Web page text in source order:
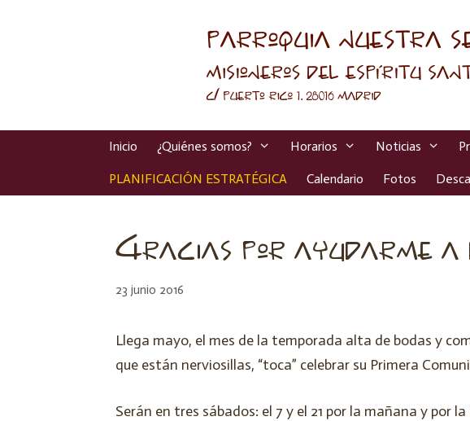
Inicio ¿Quiénes somos? Horarios Noticias
PLANIFICACIÓN ESTRATÉGICA Calendario Fotos
Gracias por ayudarme
23 junio 2016
Llega mayo, el mes de la temporada alta de bodas y
que están nerviosillas, “toca” celebrar su Primera
Serán en tres sábados: el 7 y el 21 por la mañana y por